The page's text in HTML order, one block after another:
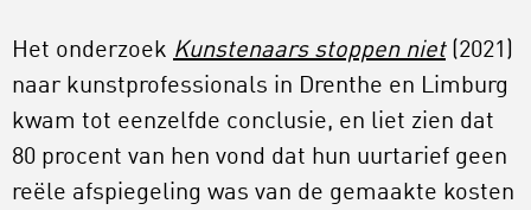
Het onderzoek Kunstenaars stoppen niet(2021)
naar kunstprofessionals in Drenthe en Limburg
kwam tot eenzelfde conclusie, en liet zien dat
80 procent van hen vond dat hun uurtarief geen
reële afspiegeling was van de gemaakte kosten